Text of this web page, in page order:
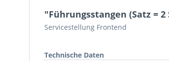
"Führungsstangen (Satz =
Servicestellung Frontend
Technische Daten